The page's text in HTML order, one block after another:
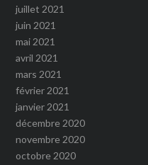
juillet 2021
juin 2021
mai 2021
avril 2021
mars 2021
février 2021
janvier 2021
décembre 2020
novembre 2020
octobre 2020